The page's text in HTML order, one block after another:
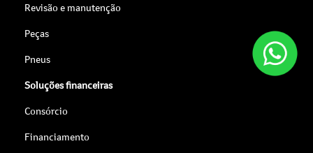
Revisão e manutenção
Peças
Pneus
Soluções financeiras
Consórcio
Financiamento